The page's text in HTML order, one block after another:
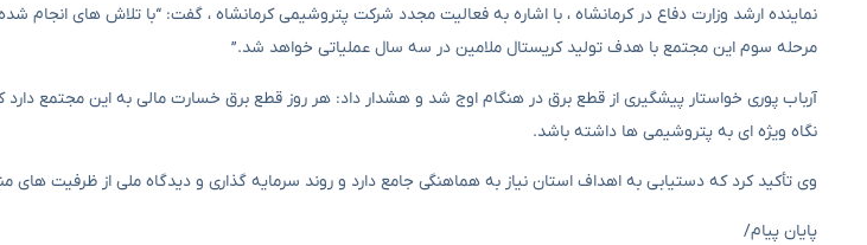
نماینده ارشد وزارت دفاع در کرمانشاه ، با اشاره به فعالیت مجدد شرکت پتروشیمی کرمانشاه ، گفت: “با تلاش های انجام
مرحله سوم این مجتمع با هدف تولید کریستال ملامین در سه سال عملیاتی خواهد شد.”
آرباب پوری خواستار پیشگیری از قطع برق در هنگام اوج شد و هشدار داد: هر روز قطع برق خسارت مالی به این مجتمع دارد
نگاه ویژه ای به پتروشیمی ها داشته باشد.
وی تأکید کرد که دستیابی به اهداف استان نیاز به هماهنگی جامع دارد و روند سرمایه گذاری و دیدگاه ملی از ظرفیت های
پایان پیام/